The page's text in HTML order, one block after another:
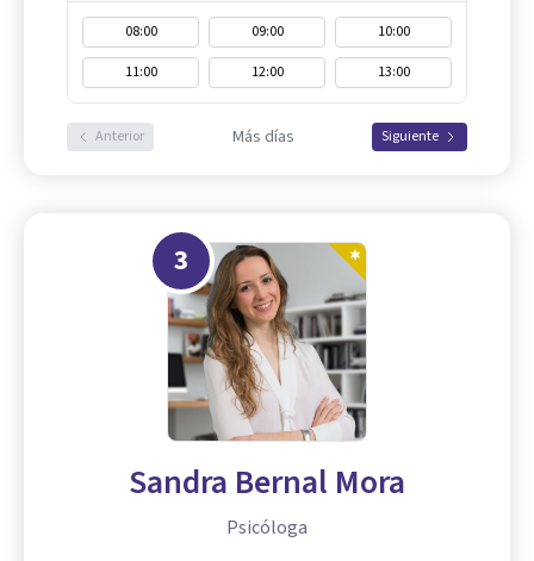
08:00 09:00
10:00
11:00
12:00 13:00
Anterior Más días Siguiente
3
Sandra Bernal Mora
Psicóloga